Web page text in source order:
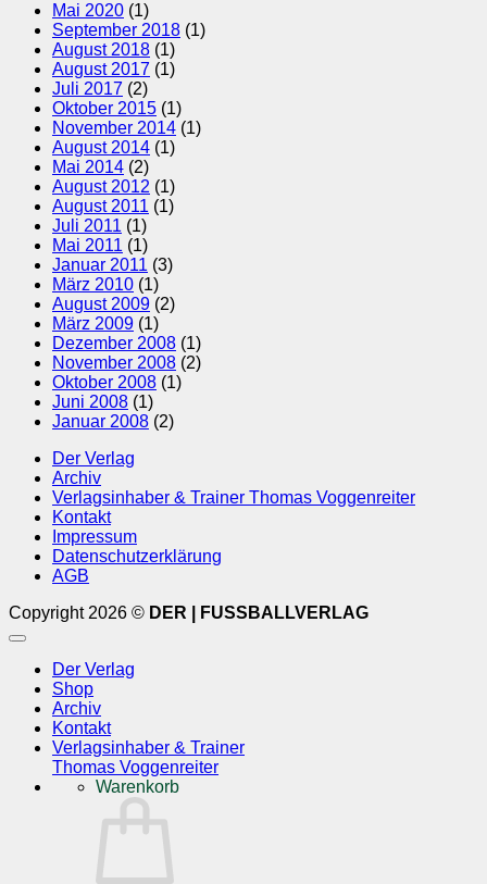
Mai 2020 (1)
September 2018 (1)
August 2018 (1)
August 2017 (1)
Juli 2017 (2)
Oktober 2015 (1)
November 2014 (1)
August 2014 (1)
Mai 2014 (2)
August 2012 (1)
August 2011 (1)
Juli 2011 (1)
Mai 2011 (1)
Januar 2011 (3)
März 2010 (1)
August 2009 (2)
März 2009 (1)
Dezember 2008 (1)
November 2008 (2)
Oktober 2008 (1)
Juni 2008 (1)
Januar 2008 (2)
Der Verlag
Archiv
Verlagsinhaber & Trainer Thomas Voggenreiter
Kontakt
Impressum
Datenschutzerklärung
AGB
Copyright 2026 © DER | FUSSBALLVERLAG
Der Verlag
Shop
Archiv
Kontakt
Verlagsinhaber & Trainer
Thomas Voggenreiter
Warenkorb